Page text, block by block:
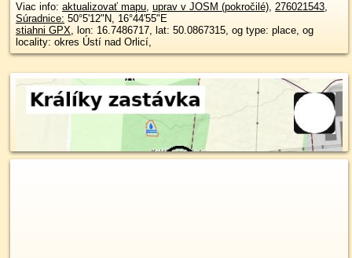
Viac info: aktualizovať mapu, uprav v JOSM (pokročilé), 276021543,
Súradnice: 50°5'12"N, 16°44'55"E
stiahni GPX, lon: 16.7486717, lat: 50.0867315, og type: place, og
locality: okres Ústí nad Orlicí,